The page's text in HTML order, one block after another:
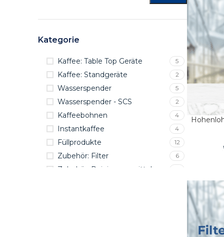
Kaffee Table Top Geräte:
Hohenloher Profi Table Top Geräte
Wasserspender:
Wasserspender-
Kategorie
Kaffee: Table Top Geräte 5
Kaffee: Standgeräte 2
Wasserspender 5
Wasserspender - SCS 2
Kaffeebohnen 4
Instantkaffee 4
Füllprodukte 12
Zubehör: Filter 6
Zubehör: Reinigungsmittel
IN DEN